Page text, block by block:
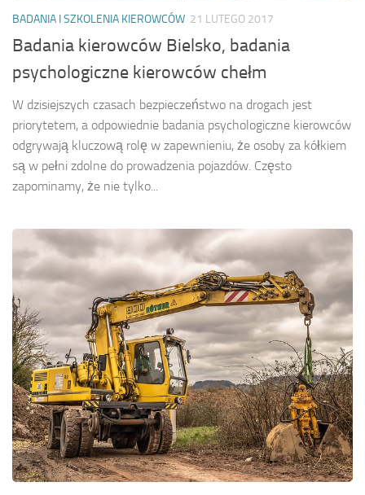
BADANIA I SZKOLENIA KIEROWCÓW 21 LUTEGO 2017
Badania kierowców Bielsko, badania
psychologiczne kierowców chełm
W dzisiejszych czasach bezpieczeństwo na drogach jest
priorytetem, a odpowiednie badania psychologiczne kierowców
odgrywają kluczową rolę w zapewnieniu, że osoby za kółkiem
są w pełni zdolne do prowadzenia pojazdów. Często
zapominamy, że nie tylko...